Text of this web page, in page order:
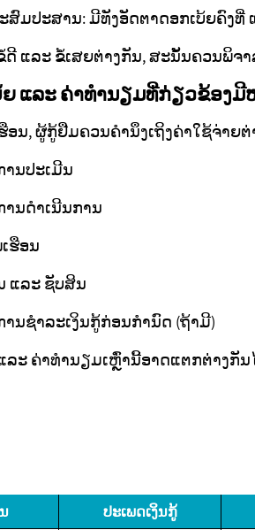
ສົມປະສານ: ມີທັງອັດຕາດອກເບ້ຍຄົງທີ່
ແລະ ຂໍ້ເສຍຕ່າງກັນ, ສະນັ້ນຄວນພິຈ
ແລະ ຄ່າທຳນຽມທີ່ກ່ຽວຂ້ອງມີ
ອນ, ຜູ້ກູ້ຢືມຄວນຄຳນຶງເຖິງຄ່າໃຊ້ຈ່າຍ
ນປະເມີນ
ນດຳເນີນການ
ຮືອນ
ແລະ ຊັບສິນ
ນຊຳລະເງິນກູ້ກ່ອນກຳນົດ (ຖ້າມີ)
ລະ ຄ່າທຳນຽມເຫຼົ່ານີ້ອາດແຕກຕ່າງກັ
ປະເພດເງິນກູ້